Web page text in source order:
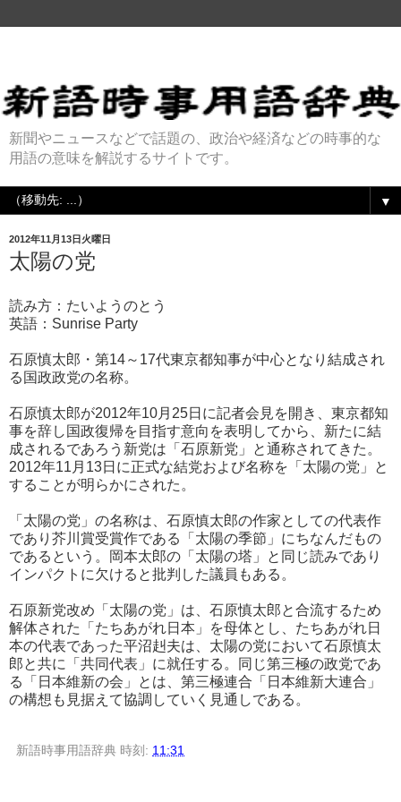
新聞やニュースなどで話題の、政治や経済などの時事的な
用語の意味を解説するサイトです。
▼
2012年11月13日火曜日
太陽の党
読み方：たいようのとう
英語：Sunrise Party
石原慎太郎・第14～17代東京都知事が中心となり結成され
る国政政党の名称。
石原慎太郎が2012年10月25日に記者会見を開き、東京都知
事を辞し国政復帰を目指す意向を表明してから、新たに結
成されるであろう新党は「石原新党」と通称されてきた。
2012年11月13日に正式な結党および名称を「太陽の党」と
することが明らかにされた。
「太陽の党」の名称は、石原慎太郎の作家としての代表作
であり芥川賞受賞作である「太陽の季節」にちなんだもの
であるという。岡本太郎の「太陽の塔」と同じ読みであり
インパクトに欠けると批判した議員もある。
石原新党改め「太陽の党」は、石原慎太郎と合流するため
解体された「たちあがれ日本」を母体とし、たちあがれ日
本の代表であった平沼赳夫は、太陽の党において石原慎太
郎と共に「共同代表」に就任する。同じ第三極の政党であ
る「日本維新の会」とは、第三極連合「日本維新大連合」
の構想も見据えて協調していく見通しである。
新語時事用語辞典 時刻: 11:31